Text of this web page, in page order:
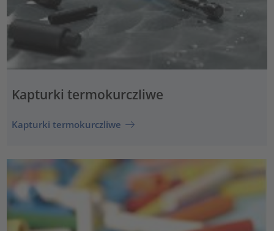
Kapturki termokurczliwe
Kapturki termokurczliwe